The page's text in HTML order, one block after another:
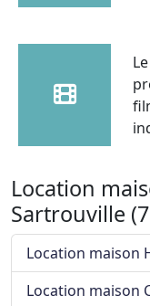
Location
Sartrouville
Location maison
Location maison